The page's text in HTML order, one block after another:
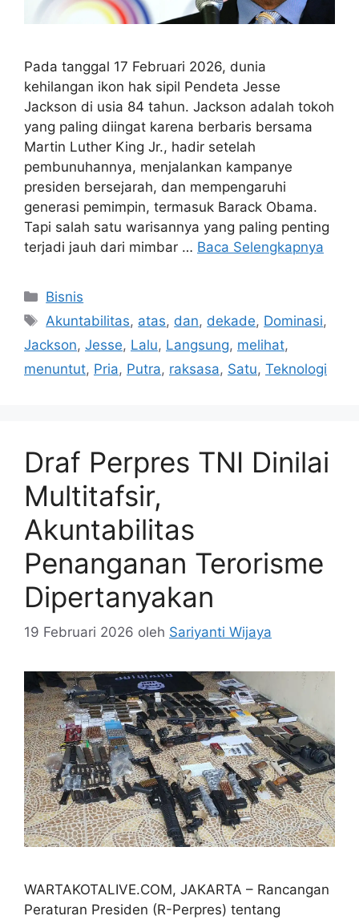
Pada tanggal 17 Februari 2026, dunia
kehilangan ikon hak sipil Pendeta Jesse
Jackson di usia 84 tahun. Jackson adalah tokoh
yang paling diingat karena berbaris bersama
Martin Luther King Jr., hadir setelah
pembunuhannya, menjalankan kampanye
presiden bersejarah, dan mempengaruhi
generasi pemimpin, termasuk Barack Obama.
Tapi salah satu warisannya yang paling penting
terjadi jauh dari mimbar … Baca Selengkapnya
Kategori
Bisnis
Tag
Akuntabilitas, atas, dan, dekade, Dominasi,
Jackson, Jesse, Lalu, Langsung, melihat,
menuntut, Pria, Putra, raksasa, Satu, Teknologi
Draf Perpres TNI Dinilai
Multitafsir,
Akuntabilitas
Penanganan Terorisme
Dipertanyakan
19 Februari 2026 oleh Sariyanti Wijaya
WARTAKOTALIVE.COM, JAKARTA – Rancangan
Peraturan Presiden (R-Perpres) tentang